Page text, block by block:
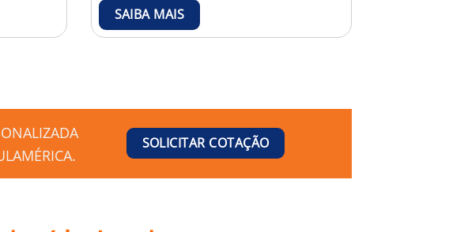
SAIBA MAIS
SOLICITAR COTAÇÃO